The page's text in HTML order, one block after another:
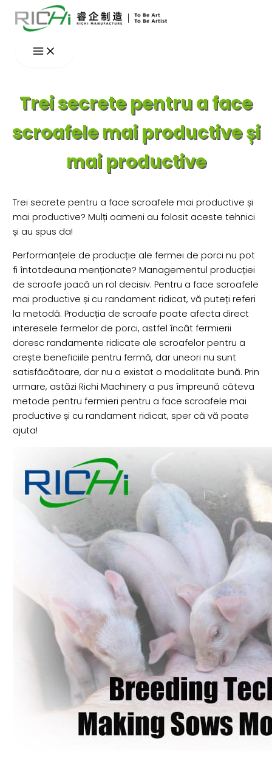
Skip
Trei secrete pentru a face
scroafele mai productive și
mai productive
Trei secrete pentru a face scroafele mai productive și
mai productive? Mulți oameni au folosit aceste tehnici
și au spus da!
Performanțele de producție ale fermei de porci nu pot
fi întotdeauna menționate? Managementul producției
de scroafe joacă un rol decisiv. Pentru a face scroafele
mai productive și cu randament ridicat, vă puteți referi
la metodă. Producția de scroafe poate afecta direct
interesele fermelor de porci, astfel încât fermierii
doresc randamente ridicate ale scroafelor pentru a
crește beneficiile pentru fermă, dar uneori nu sunt
satisfăcătoare, dar nu a existat o modalitate bună. Prin
urmare, astăzi Richi Machinery a pus împreună câteva
metode pentru fermieri pentru a face scroafele mai
productive și cu randament ridicat, sper că vă poate
ajuta!